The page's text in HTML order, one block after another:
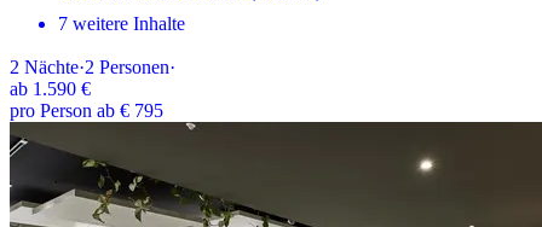
7 weitere Inhalte
2 Nächte·2 Personen·
ab 1.590 €
pro Person ab € 795